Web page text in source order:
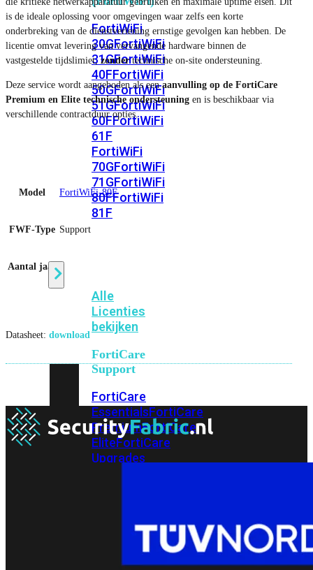
FortiWiFi
30GFortiWiFi
31GFortiWiFi
40FFortiWiFi
50GFortiWiFi
51GFortiWiFi
60FFortiWiFi
61F
FortiWiFi
70GFortiWiFi
71GFortiWiFi
80FFortiWiFi
81F
Alle
Licenties
bekijken
FortiCare
Support
FortiCare
EssentialsFortiCare
PremiumFortiCare
EliteFortiCare
Upgrades
is de ideale oplossing voor omgevingen waar zelfs een korte
onderbreking van de dienstverlening ernstige gevolgen kan hebben. De
licentie omvat levering van vervangende hardware binnen de
vastgestelde tijdslimiet,zondertechnische on-site ondersteuning.
Deze service wordt aangeboden als eenaanvulling op de FortiCare
Premium en Elite technische ondersteuning en is beschikbaar via
verschillende contractduur opties.
Model FortiWiFi-80F
FWF-Type Support
Aantal jaar 3
Datasheet: download